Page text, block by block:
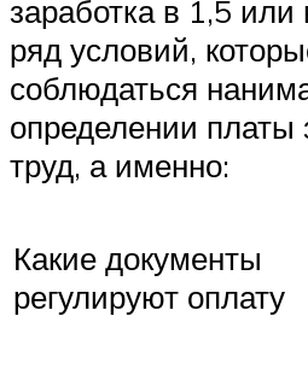
заработка в 1,5 или
ряд условий,
соблюдаться
определении платы
труд, а именно:
Какие документы
регулируют оплату